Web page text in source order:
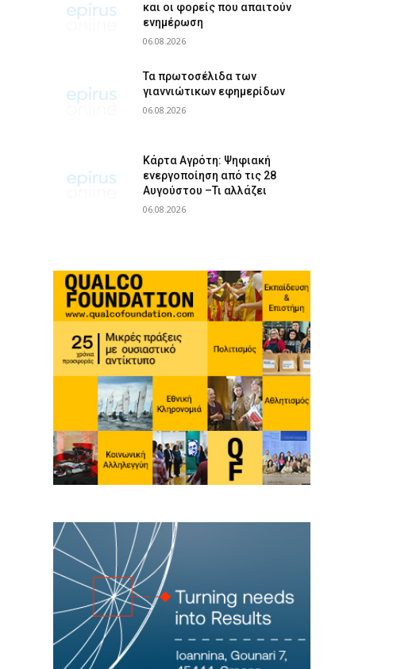
και οι φορείς που απαιτούν
ενημέρωση
06.08.2026
Τα πρωτοσέλιδα των
γιαννιώτικων εφημερίδων
06.08.2026
Κάρτα Αγρότη: Ψηφιακή
ενεργοποίηση από τις 28
Αυγούστου –Τι αλλάζει
06.08.2026